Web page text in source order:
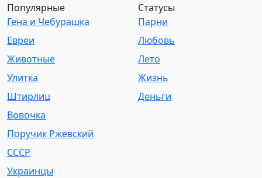
Популярные
Гена и Чебурашка
Евреи
Животные
Улитка
Штирлиц
Вовочка
Поручик Ржевский
СССР
Украинцы
Статусы
Парни
Любовь
Лето
Жизнь
Деньги